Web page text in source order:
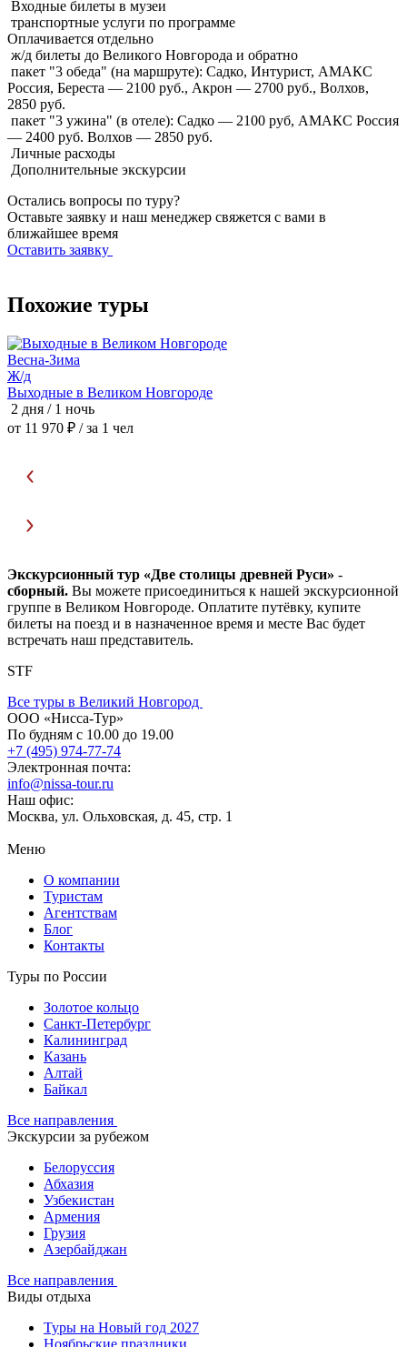
Входные билеты в музеи
транспортные услуги по программе
Оплачивается отдельно
ж/д билеты до Великого Новгорода и обратно
пакет "3 обеда" (на маршруте): Садко, Интурист, АМАКС
Россия, Береста — 2100 руб., Акрон — 2700 руб., Волхов,
2850 руб.
пакет "3 ужина" (в отеле): Садко — 2100 руб, АМАКС Россия
— 2400 руб. Волхов — 2850 руб.
Личные расходы
Дополнительные экскурсии
Остались вопросы по туру?
Оставьте заявку и наш менеджер свяжется с вами в
ближайшее время
Оставить заявку
Похожие туры
Весна-Зима
Ж/д
Выходные в Великом Новгороде
2 дня / 1 ночь
от 11 970 ₽ / за 1 чел
Экскурсионный тур «Две столицы древней Руси» -
сборный. Вы можете присоединиться к нашей экскурсионной
группе в Великом Новгороде. Оплатите путёвку, купите
билеты на поезд и в назначенное время и месте Вас будет
встречать наш представитель.
STF
Все туры в Великий Новгород
ООО «Нисса-Тур»
По будням с 10.00 до 19.00
+7 (495) 974-77-74
Электронная почта:
info@nissa-tour.ru
Наш офис:
Москва, ул. Ольховская, д. 45, стр. 1
Меню
О компании
Туристам
Агентствам
Блог
Контакты
Туры по России
Золотое кольцо
Санкт-Петербург
Калининград
Казань
Алтай
Байкал
Все направления
Экскурсии за рубежом
Белоруссия
Абхазия
Узбекистан
Армения
Грузия
Азербайджан
Все направления
Виды отдыха
Туры на Новый год 2027
Ноябрьские праздники